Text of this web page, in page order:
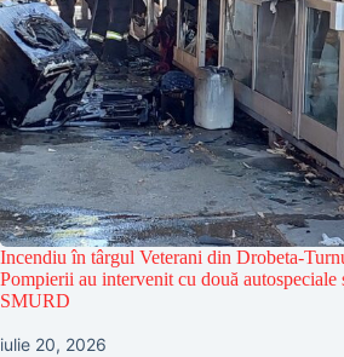
Incendiu în târgul Veterani din Drobeta-
Pompierii au intervenit cu două autospeciale
SMURD
iulie 20, 2026